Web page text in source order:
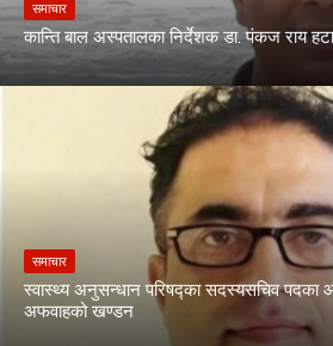
समाचार
कान्ति बाल अस्पतालका निर्देशक डा. पंकज राय
समाचार
स्वास्थ्य अनुसन्धान परिषद्का सदस्यसचिव पदका
अफवाहको खण्डन